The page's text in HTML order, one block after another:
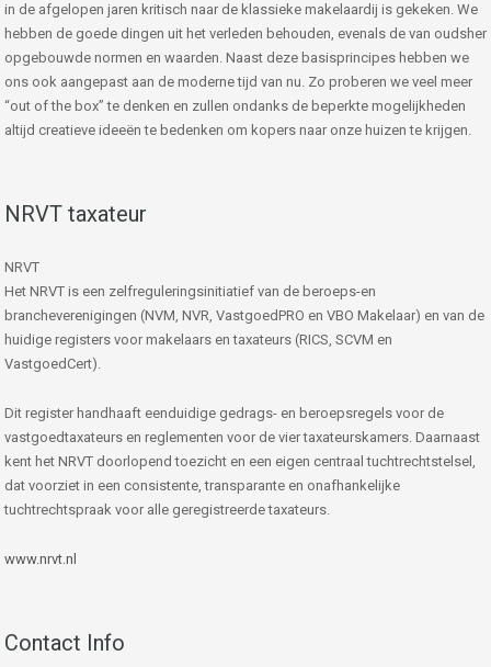
in de afgelopen jaren kritisch naar de klassieke makelaardij is gekeken. We
hebben de goede dingen uit het verleden behouden, evenals de van oudsher
opgebouwde normen en waarden. Naast deze basisprincipes hebben we
ons ook aangepast aan de moderne tijd van nu. Zo proberen we veel meer
“out of the box” te denken en zullen ondanks de beperkte mogelijkheden
altijd creatieve ideeën te bedenken om kopers naar onze huizen te krijgen.
NRVT taxateur
NRVT
Het NRVT is een zelfreguleringsinitiatief van de beroeps-en
brancheverenigingen (NVM, NVR, VastgoedPRO en VBO Makelaar) en van de
huidige registers voor makelaars en taxateurs (RICS, SCVM en
VastgoedCert).
Dit register handhaaft eenduidige gedrags- en beroepsregels voor de
vastgoedtaxateurs en reglementen voor de vier taxateurskamers. Daarnaast
kent het NRVT doorlopend toezicht en een eigen centraal tuchtrechtstelsel,
dat voorziet in een consistente, transparante en onafhankelijke
tuchtrechtspraak voor alle geregistreerde taxateurs.
www.nrvt.nl
Contact Info